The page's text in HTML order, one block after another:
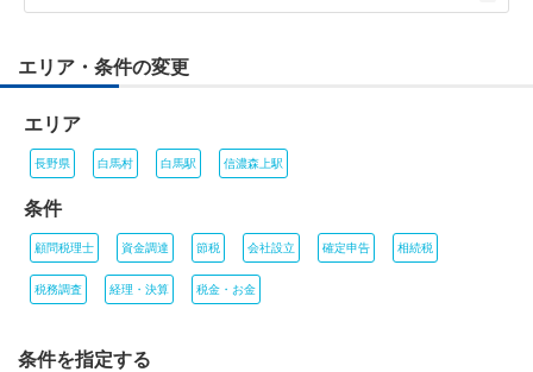
エリア・条件の変更
エリア
長野県 白馬村 白馬駅 信濃森上駅
条件
顧問税理士 資金調達 節税 会社設立 確定申告 相続税
税務調査 経理・決算 税金・お金
条件を指定する